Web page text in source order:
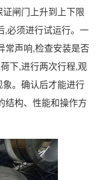
闸门上升到上下限
,必须进行试运行。一
常声响,检查安装是否
下,进行两次行程,观
。确认后才能进行
结构、性能和操作方